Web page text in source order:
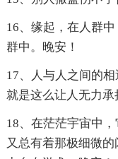
16、缘起，在人群
群中。晚安！
17、人与人之间的
就是这么让人无力承
18、在茫茫宇宙中
又总有着那极细微